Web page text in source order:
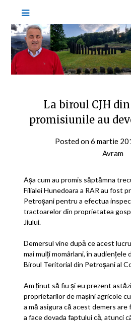
La biroul CJH
promisiunile au
Posted on6 martie
Avram
Așa cum au promis săptămna
Filialei Hunedoara a RAR au fost
Petroșani pentru a efectua
tractoarelor din proprietatea
Jiului.
Demersul vine după ce acest
mai mulți momârlani, în audiențele
Biroul Teritorial din Petroșani al
Am ținut să fiu și eu prezent
proprietarilor de mașini agricole
a mă asigura că acest demers
a face dovada faptului că, atunci